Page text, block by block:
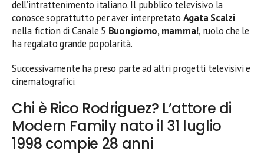
dell’intrattenimento italiano. Il pubblico televisivo la
conosce soprattutto per aver interpretato Agata Scalzi
nella fiction di Canale 5 Buongiorno, mamma!, ruolo che le
ha regalato grande popolarità.
Successivamente ha preso parte ad altri progetti televisivi e
cinematografici.
Chi è Rico Rodriguez? L’attore di
Modern Family nato il 31 luglio
1998 compie 28 anni